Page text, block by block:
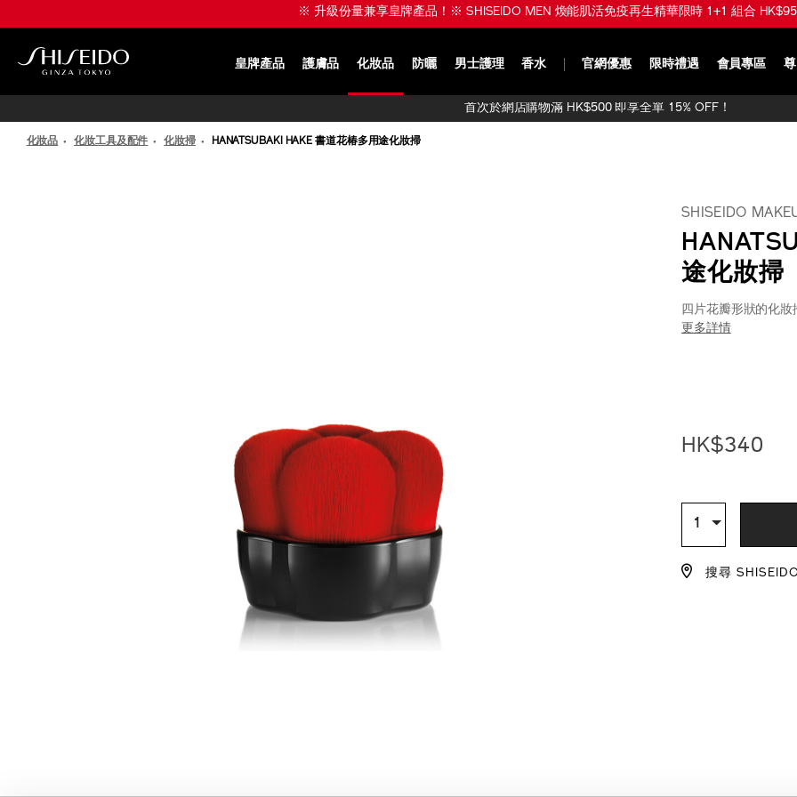
至
※ 升級份量兼享皇牌產品！※ SHISEIDO MEN 煥能肌活免疫再生精華限時 1+1 組合
皇牌產品 護膚品 化妝品 防曬 男士護理 香水 官網優惠 限時禮遇 會員專區
首次於網店購物滿 HK$500 即享全單 15% OFF！
化妝品 化妝工具及配件 化妝掃 HANATSUBAKI HAKE 書道花椿多用途化妝掃
SHISEIDO
途化妝掃
四片花瓣形狀的化妝
更多詳情
HK$340
TO
CART
數
量
1
搜尋